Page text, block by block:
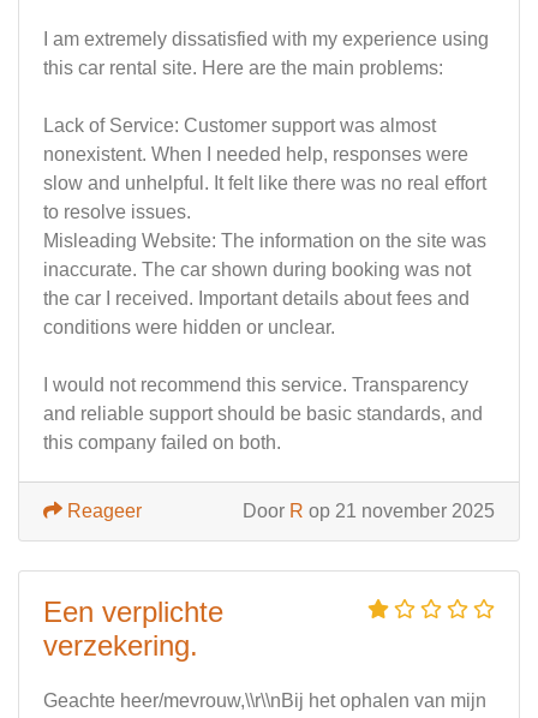
I am extremely dissatisfied with my experience using
this car rental site. Here are the main problems:
Lack of Service: Customer support was almost
nonexistent. When I needed help, responses were
slow and unhelpful. It felt like there was no real effort
to resolve issues.
Misleading Website: The information on the site was
inaccurate. The car shown during booking was not
the car I received. Important details about fees and
conditions were hidden or unclear.
I would not recommend this service. Transparency
and reliable support should be basic standards, and
this company failed on both.
Door R op 21 november 2025
Reageer
Een verplichte
verzekering.
Geachte heer/mevrouw,\\r\\nBij het ophalen van mijn